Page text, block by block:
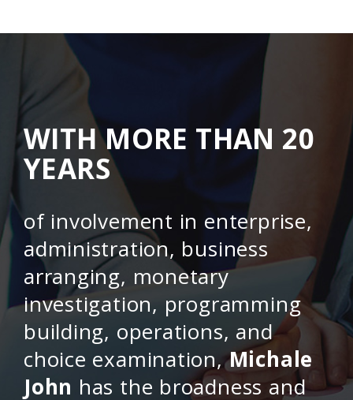
WITH MORE THAN 20
YEARS
of involvement in enterprise,
administration, business
arranging, monetary
investigation, programming
building, operations, and
choice examination,Michale
John has the broadness and